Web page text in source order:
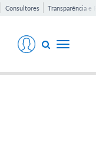
Consultores Transparência e
Toggle